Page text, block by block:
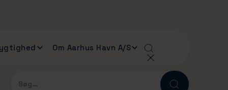
Om Aarhus Havn A/S